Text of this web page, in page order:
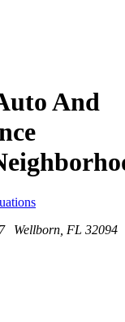
And
Wellborn, FL 32094